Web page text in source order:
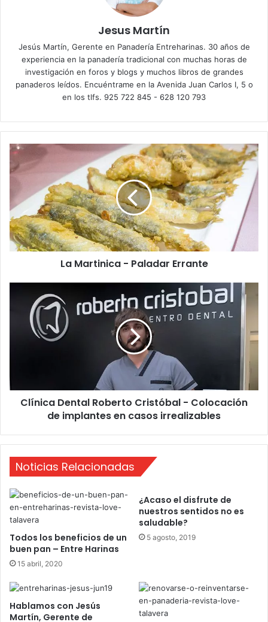
Jesus Martín
Jesús Martín, Gerente en Panadería Entreharinas. 30 años de
experiencia en la panadería tradicional con muchas horas de
investigación en foros y blogs y muchos libros de grandes
panaderos leídos. Encuéntrame en la Avenida Juan Carlos I, 5 o
en los tlfs. 925 722 845 - 628 120 793
L
a
M
r
t
i
n
i
E
n
La Martinica - Paladar Errante
D
e
b
e
C
r
i
t
ó
b
Clínica Dental Roberto Cristóbal - Colocación
de implantes en casos irrealizables
Noticias Relacionadas
Todos los beneficios de un
buen pan – Entre Harinas
15 abril, 2020
¿Acaso el disfrute de
nuestros sentidos no es
saludable?
5 agosto, 2019
Hablamos con Jesús
Martín, Gerente de